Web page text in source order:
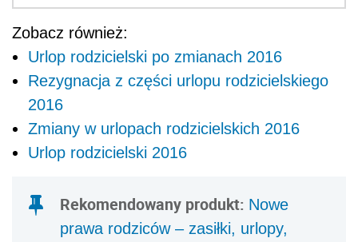
Zobacz również:
Urlop rodzicielski po zmianach 2016
Rezygnacja z części urlopu rodzicielskiego
2016
Zmiany w urlopach rodzicielskich 2016
Urlop rodzicielski 2016
Rekomendowany produkt: Nowe
prawa rodziców – zasiłki, urlopy,